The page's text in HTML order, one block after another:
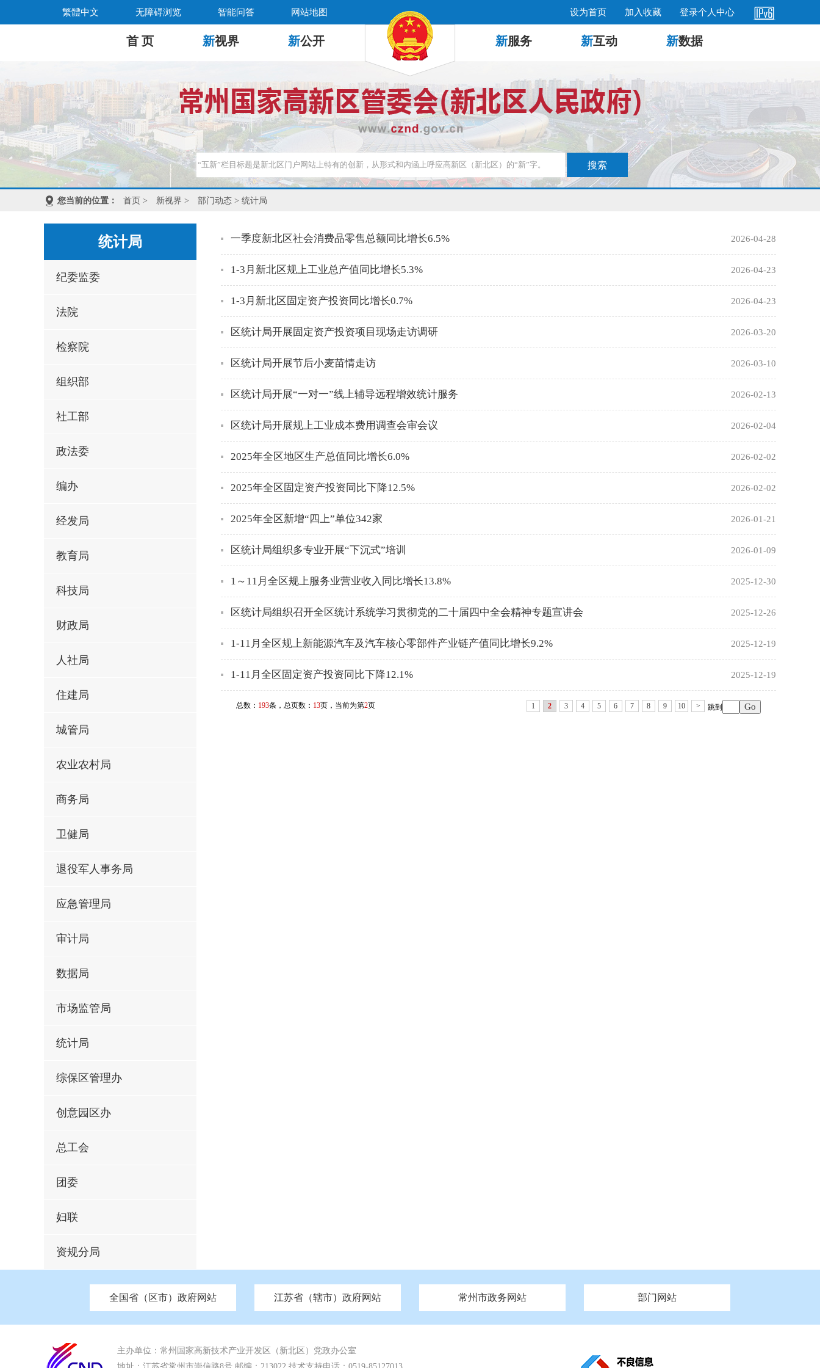
繁體中文 无障碍浏览 智能问答 网站地图 设为首页 加入收藏 登录个人中心
首 页 新视界 新公开 新服务 新互动 新数据
您当前的位置： 首页 > 新视界 > 部门动态 > 统计局
统计局
纪委监委
法院
检察院
组织部
社工部
政法委
编办
经发局
教育局
科技局
财政局
人社局
住建局
城管局
农业农村局
商务局
卫健局
退役军人事务局
应急管理局
审计局
数据局
市场监管局
统计局
综保区管理办
创意园区办
总工会
团委
妇联
资规分局
一季度新北区社会消费品零售总额同比增长6.5% 2026-04-28
1-3月新北区规上工业总产值同比增长5.3% 2026-04-23
1-3月新北区固定资产投资同比增长0.7% 2026-04-23
区统计局开展固定资产投资项目现场走访调研 2026-03-20
区统计局开展节后小麦苗情走访 2026-03-10
区统计局开展“一对一”线上辅导远程增效统计服务 2026-02-13
区统计局开展规上工业成本费用调查会审会议 2026-02-04
2025年全区地区生产总值同比增长6.0% 2026-02-02
2025年全区固定资产投资同比下降12.5% 2026-02-02
2025年全区新增“四上”单位342家 2026-01-21
区统计局组织多专业开展“下沉式”培训 2026-01-09
1～11月全区规上服务业营业收入同比增长13.8% 2025-12-30
区统计局组织召开全区统计系统学习贯彻党的二十届四中全会精神专题宣讲会 2025-12-26
1-11月全区规上新能源汽车及汽车核心零部件产业链产值同比增长9.2% 2025-12-19
1-11月全区固定资产投资同比下降12.1% 2025-12-19
总数： 193条，总页数： 13页，当前为第2页 1 2 3 4 5 6 7 8 9 10 > 跳到
全国省（区市）政府网站
北京 天津 重庆 河南 河北 山西 辽宁 吉林 黑龙江 上海 山东 江苏 浙江 安徽 福建 江西 河南 湖北
江苏省（辖市）政府网站
中国江苏 南京市政府 苏州市政府 无锡市政府 常州市政府 徐州市政府 镇江市政府 扬州市政府 泰州市政府 盐城市政府
常州市政务网站
市发改委 市工信局 市教育局 市科技局 市民族宗教事务局 市公安局 市民政局 市司法局 市财政局 市人社局 市自然资源和规划局
市应急管理局 市审计局 市外事办 市生态环境局 市城管局
部门网站
区人大 区政协 纪委监委 检察院 组织部
主办单位：常州国家高新技术产业开发区（新北区）党政办公室